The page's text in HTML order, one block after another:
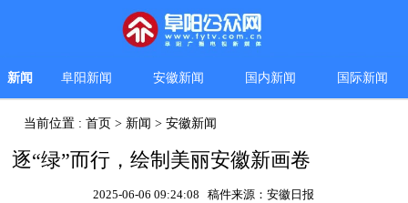
新闻 阜阳新闻 安徽新闻 国内新闻 国际新闻
当前位置 :首页 > 新闻 >安徽新闻
逐“绿”而行，绘制美丽安徽新画卷
2025-06-06 09:24:08 稿件来源：安徽日报